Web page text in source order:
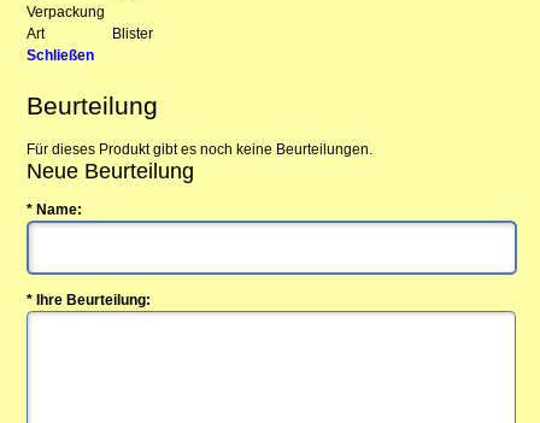
Verpackung
Art
Blister
Schließen
Beurteilung
Für dieses Produkt gibt es noch keine Beurteilungen.
Neue Beurteilung
* Name:
* Ihre Beurteilung: